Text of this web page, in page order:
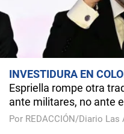
INVESTIDURA EN
Espriella rompe otra
ante militares, no ante
Por REDACCIÓN/Diario Las